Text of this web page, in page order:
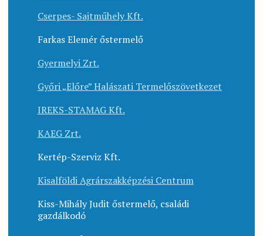
Cserpes- Sajtműhely Kft.
Farkas Elemér őstermelő
Gyermelyi Zrt.
Győri „Előre” Halászati Termelőszövetkezet
IREKS-STAMAG Kft.
KAEG Zrt.
Kertép-Szerviz Kft.
Kisalföldi Agrárszakképzési Centrum
Kiss-Mihály Judit őstermelő, családi
gazdálkodó